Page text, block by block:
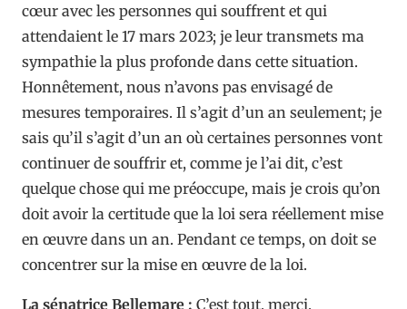
cœur avec les personnes qui souffrent et qui
attendaient le 17 mars 2023; je leur transmets ma
sympathie la plus profonde dans cette situation.
Honnêtement, nous n’avons pas envisagé de
mesures temporaires. Il s’agit d’un an seulement; je
sais qu’il s’agit d’un an où certaines personnes vont
continuer de souffrir et, comme je l’ai dit, c’est
quelque chose qui me préoccupe, mais je crois qu’on
doit avoir la certitude que la loi sera réellement mise
en œuvre dans un an. Pendant ce temps, on doit se
concentrer sur la mise en œuvre de la loi.
La sénatrice Bellemare : C’est tout, merci.